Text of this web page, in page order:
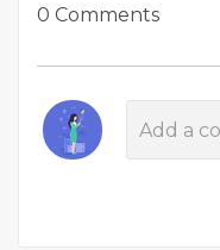
0 Comments